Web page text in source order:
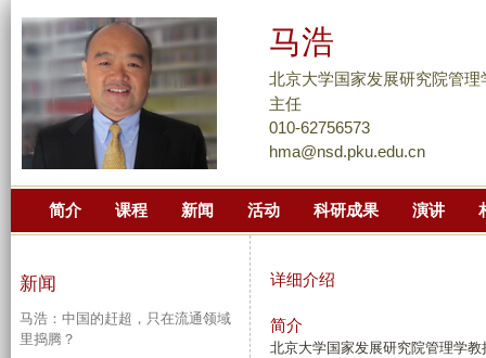
到
主
内
马浩
北京大学国家发展研究院管
主任
010-62756573
hma@nsd.pku.edu.cn
简介 课程 新闻 活动 科研成果 演讲
详细介绍
简介
北京大学国家发展研究院管理学
新闻
马浩：中国的赶超，只在流通领域
里捣腾？